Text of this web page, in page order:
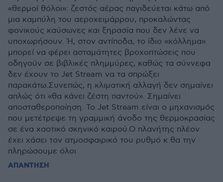
«θερμοί θόλοι»: ζεστός αέρας παγιδεύεται κάτω από
μια καμπύλη του αεροχειμάρρου, προκαλώντας
φονικούς καύσωνες και ξηρασία που δεν λένε να
υποχωρήσουν. Ή, στον αντίποδα, το ίδιο «κόλλημα»
μπορεί να φέρει ασταμάτητες βροχοπτώσεις που
οδηγούν σε βιβλικές πλημμύρες, καθώς τα σύννεφα
δεν έχουν το Jet Stream να τα σπρώξει
παρακάτω.Συνεπώς, η κλιματική αλλαγή δεν σημαίνει
απλώς ότι «θα κάνει ζέστη παντού». Σημαίνει
αποσταθεροποίηση. Το Jet Stream είναι ο μηχανισμός
που μετέτρεψε τη γραμμική άνοδο της θερμοκρασίας
σε ένα χαοτικό σκηνικό καιρού.Ο πλανήτης πλέον
έχει χάσει τον ατμοσφαιρικό του ρυθμό κ θα την
πληρώσουμε όλοι
ΑΠΑΝΤΗΣΗ